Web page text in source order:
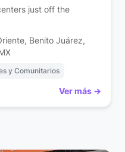
just off the
Benito Juárez,
y Comunitarios
Ver más →